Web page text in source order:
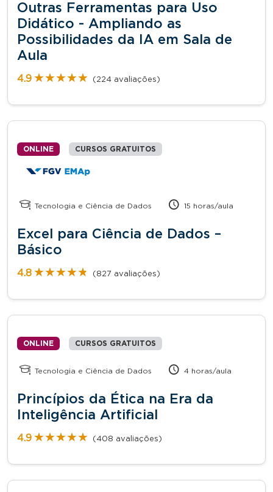
Outras Ferramentas para Uso
Didático - Ampliando as
Possibilidades da IA em Sala de
Aula
4.9 ★★★★★
★★★★★ (224 avaliações)
ONLINE CURSOS GRATUITOS
Tecnologia e Ciência de Dados 15 horas/aula
Excel para Ciência de Dados –
Básico
4.8 ★★★★★
★★★★★ (827 avaliações)
ONLINE CURSOS GRATUITOS
Tecnologia e Ciência de Dados 4 horas/aula
Princípios da Ética na Era da
Inteligência Artificial
4.9 ★★★★★
★★★★★ (408 avaliações)